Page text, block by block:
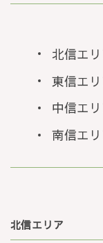
北信エ
東信エ
中信エ
南信エ
北信エリア